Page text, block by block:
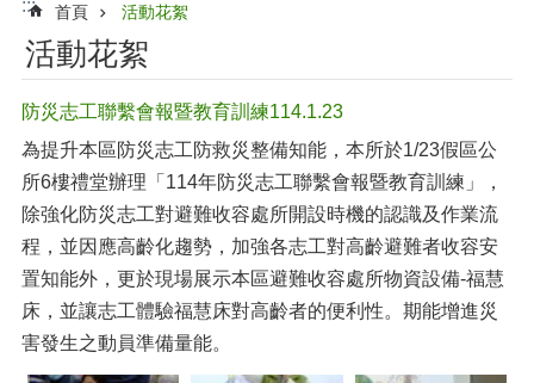
:::
首頁 活動花絮
活動花絮
防災志工聯繫會報暨教育訓練114.1.23
為提升本區防災志工防救災整備知能，本所於1/23假區公
所6樓禮堂辦理「114年防災志工聯繫會報暨教育訓練」，
除強化防災志工對避難收容處所開設時機的認識及作業流
程，並因應高齡化趨勢，加強各志工對高齡避難者收容安
置知能外，更於現場展示本區避難收容處所物資設備-福慧
床，並讓志工體驗福慧床對高齡者的便利性。期能增進災
害發生之動員準備量能。